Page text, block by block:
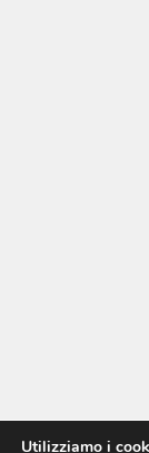
Utilizziamo i